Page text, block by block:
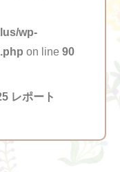
wp-
on line 90
レポート